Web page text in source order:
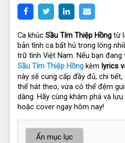
Ca khúc Sầu Tím Thiệp Hồng từ
bản tình ca bất hủ trong lòng
trữ tình Việt Nam. Nếu bạn đang
Sầu Tím Thiệp Hồng kèm lyrics
này sẽ cung cấp đầy đủ, chi tiết,
thể hát theo, vừa có thể đệm
dàng. Hãy cùng khám phá và
hoặc cover ngay hôm nay!
Ẩn mục lục